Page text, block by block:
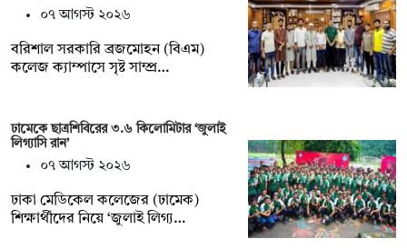
০৭ আগস্ট ২০২৬
বরিশাল সরকারি ব্রজমোহন (বিএম)
কলেজ ক্যাম্পাসে সৃষ্ট সাম্প্র…
ঢামেকে ছাত্রশিবিরের ৩.৬ কিলোমিটার ‘জুলাই
লিগ্যাসি রান’
০৭ আগস্ট ২০২৬
ঢাকা মেডিকেল কলেজের (ঢামেক)
শিক্ষার্থীদের নিয়ে ‘জুলাই লিগ্য…